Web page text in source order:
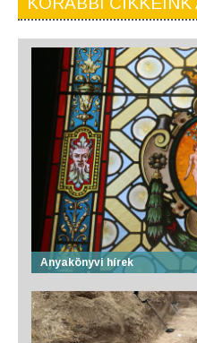
Anyakönyvi hírek